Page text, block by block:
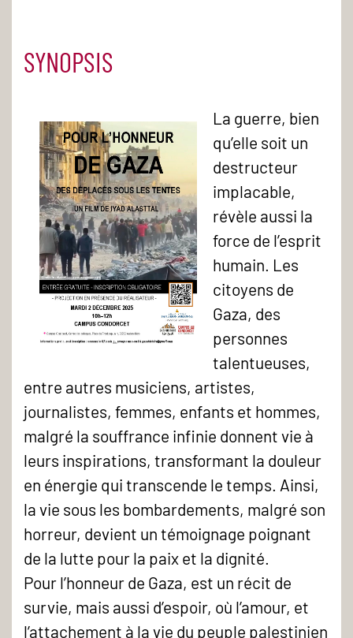
SYNOPSIS
La guerre, bien
qu’elle soit un
destructeur
implacable,
révèle aussi la
force de l’esprit
humain. Les
citoyens de
Gaza, des
personnes
talentueuses,
entre autres musiciens, artistes,
journalistes, femmes, enfants et hommes,
malgré la souffrance infinie donnent vie à
leurs inspirations, transformant la douleur
en énergie qui transcende le temps. Ainsi,
la vie sous les bombardements, malgré son
horreur, devient un témoignage poignant
de la lutte pour la paix et la dignité.
Pour l’honneur de Gaza, est un récit de
survie, mais aussi d’espoir, où l’amour, et
l’attachement à la vie du peuple palestinien